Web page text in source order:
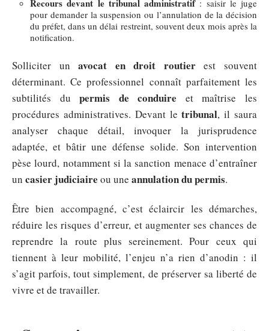
Recours devant le tribunal administratif: saisir le juge
pour demander la suspension ou l’annulation de la décision
du préfet, dans un délai restreint, souvent deux mois après la
notification.
Solliciter unavocat en droit routierest souvent
déterminant. Ce professionnel connaît parfaitement les
subtilités dupermis de conduire et maîtrise les
procédures administratives. Devant letribunal, il saura
analyser chaque détail, invoquer la jurisprudence
adaptée, et bâtir une défense solide. Son intervention
pèse lourd, notamment si la sanction menace d’entraîner
un casier judiciaire ou une annulation du permis.
Être bien accompagné, c’est éclaircir les démarches,
réduire les risques d’erreur, et augmenter ses chances de
reprendre la route plus sereinement. Pour ceux qui
tiennent à leur mobilité, l’enjeu n’a rien d’anodin : il
s’agit parfois, tout simplement, de préserver sa liberté de
vivre et de travailler.